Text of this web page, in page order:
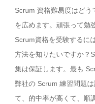
Scrum 資格難易度はど
を広めます。頑張って勉
Scrum資格を受験するに
方法を知りたいですか？
集は保証します。最も
弊社の Scrum 練習問題
て、的中率が高くて、順